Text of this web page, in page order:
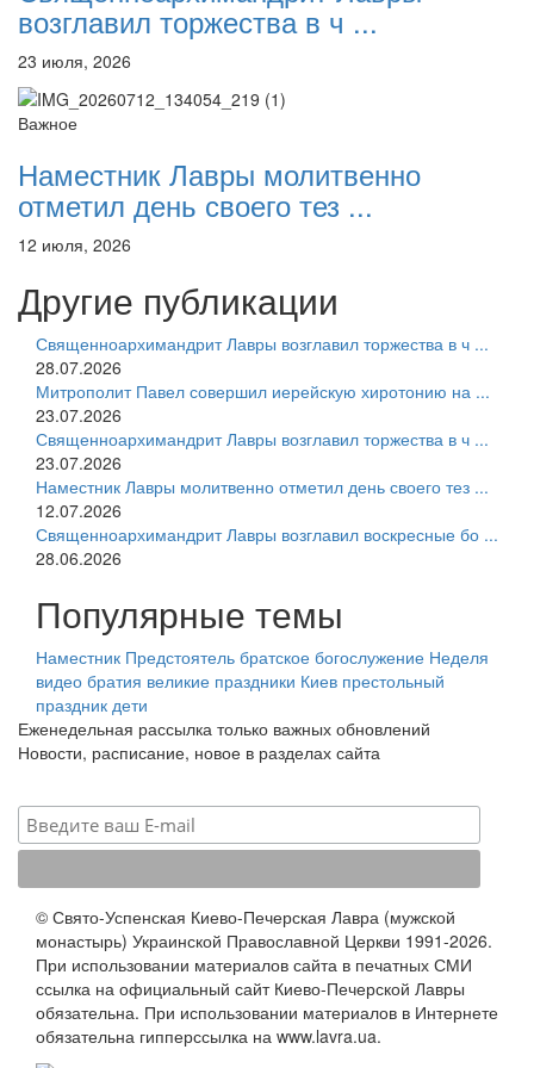
возглавил торжества в ч ...
23 июля, 2026
Важное
Наместник Лавры молитвенно
отметил день своего тез ...
12 июля, 2026
Другие публикации
Священноархимандрит Лавры возглавил торжества в ч ...
28.07.2026
Митрополит Павел совершил иерейскую хиротонию на ...
23.07.2026
Священноархимандрит Лавры возглавил торжества в ч ...
23.07.2026
Наместник Лавры молитвенно отметил день своего тез ...
12.07.2026
Священноархимандрит Лавры возглавил воскресные бо ...
28.06.2026
Популярные темы
Наместник Предстоятель братское богослужение Неделя
видео братия великие праздники Киев престольный
праздник дети
Еженедельная рассылка только важных обновлений
Новости, расписание, новое в разделах сайта
© Свято-Успенская Киево-Печерская Лавра (мужской
монастырь) Украинской Православной Церкви 1991-2026.
При использовании материалов сайта в печатных СМИ
ссылка на официальный сайт Киево-Печерской Лавры
обязательна. При использовании материалов в Интернете
обязательна гипперссылка на www.lavra.ua.